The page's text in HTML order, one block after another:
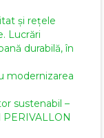
și rețele
Lucrări
durabilă, în
modernizarea
sustenabil –